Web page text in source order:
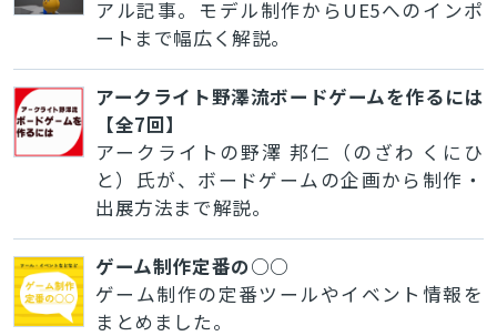
アル記事。モデル制作からUE5へのインポ
ートまで幅広く解説。
アークライト野澤流ボードゲームを作るには
【全7回】
アークライトの野澤 邦仁（のざわ くにひ
と）氏が、ボードゲームの企画から制作・
出展方法まで解説。
ゲーム制作定番の○○
ゲーム制作の定番ツールやイベント情報を
まとめました。